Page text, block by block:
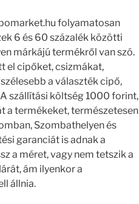
folyamatosan
6 és 60 százalék közötti
márkájú termékről van szó.
el cipőket, csizmákat,
a választék cipő,
szállítási költség 1000 forint,
a termékeket, természetesen
Szombathelyen és
garanciát is adnak a
a méret, vagy nem tetszik a
ám ilyenkor a
állnia.